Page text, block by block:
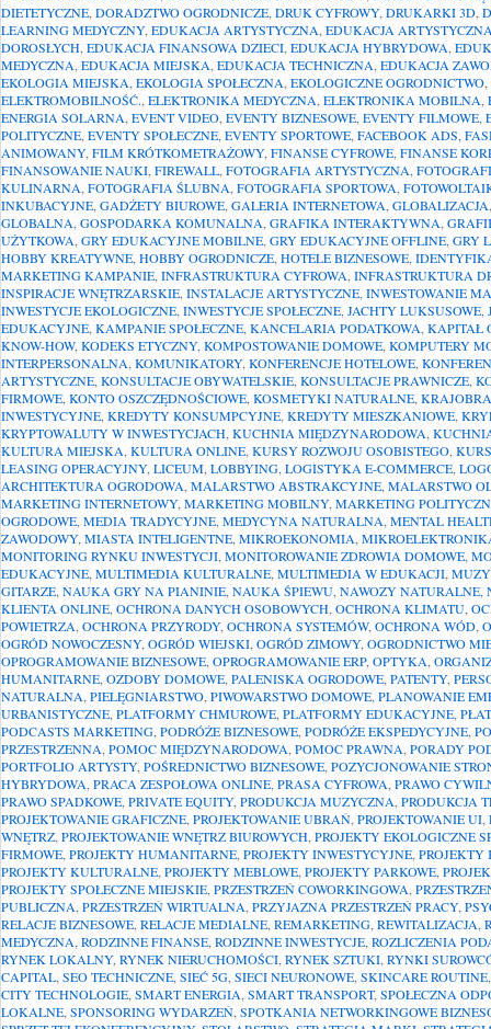
DIETETYCZNE, DORADZTWO OGRODNICZE DRUK CYFROWY, DRUKARKI 3D,
LEARNING MEDYCZNY, EDUKACJA ARTYSTYCZNA, EDUKACJA
DOROSŁYCH EDUKACJA FINANSOWA DZIECI EDUKACJA HYBRYDOWA
MEDYCZNA EDUKACJA MIEJSKA EDUKACJA TECHNICZNA EDUKACJA
EKOLOGIA MIEJSKA EKOLOGIA SPOŁECZNA EKOLOGICZNE OGRODNICTWO,
ELEKTROMOBILNOŚĆ. ELEKTRONIKA MEDYCZNA ELEKTRONIKA MOBILNA
ENERGIA SOLARNA, EVENT VIDEO, EVENTY BIZNESOWE EVENTY FILMOWE,
POLITYCZNE EVENTY SPOŁECZNE EVENTY SPORTOWE FACEBOOK ADS
ANIMOWANY, FILM KRÓTKOMETRAŻOWY, FINANSE CYFROWE FINANSE
FINANSOWANIE NAUKI FIREWALL FOTOGRAFIA ARTYSTYCZNA
KULINARNA FOTOGRAFIA ŚLUBNA, FOTOGRAFIA SPORTOWA
INKUBACYJNE GADŻETY BIUROWE GALERIA INTERNETOWA, GLOBALIZACJA
GLOBALNA GOSPODARKA KOMUNALNA GRAFIKA INTERAKTYWNA,
UŻYTKOWA GRY EDUKACYJNE MOBILNE, GRY EDUKACYJNE OFFLINE GRY
HOBBY KREATYWNE HOBBY OGRODNICZE, HOTELE BIZNESOWE
MARKETING KAMPANIE INFRASTRUKTURA CYFROWA INFRASTRUKTURA
INSPIRACJE WNĘTRZARSKIE INSTALACJE ARTYSTYCZNE INWESTOWANIE
INWESTYCJE EKOLOGICZNE INWESTYCJE SPOŁECZNE JACHTY LUKSUSOWE,
EDUKACYJNE, KAMPANIE SPOŁECZNE KANCELARIA PODATKOWA KAPITAŁ
KNOW-HOW, KODEKS ETYCZNY, KOMPOSTOWANIE DOMOWE KOMPUTERY
INTERPERSONALNA, KOMUNIKATORY, KONFERENCJE HOTELOWE
ARTYSTYCZNE KONSULTACJE OBYWATELSKIE KONSULTACJE PRAWNICZE,
FIRMOWE KONTO OSZCZĘDNOŚCIOWE KOSMETYKI NATURALNE
INWESTYCYJNE, KREDYTY KONSUMPCYJNE KREDYTY MIESZKANIOWE
KRYPTOWALUTY W INWESTYCJACH KUCHNIA MIĘDZYNARODOWA
KULTURA MIEJSKA KULTURA ONLINE KURSY ROZWOJU OSOBISTEGO
LEASING OPERACYJNY, LICEUM, LOBBYING LOGISTYKA E-COMMERCE
ARCHITEKTURA OGRODOWA MALARSTWO ABSTRAKCYJNE MALARSTWO
MARKETING INTERNETOWY, MARKETING MOBILNY, MARKETING
OGRODOWE MEDIA TRADYCYJNE MEDYCYNA NATURALNA MENTAL
ZAWODOWY, MIASTA INTELIGENTNE MIKROEKONOMIA
MONITORING RYNKU INWESTYCJI MONITOROWANIE ZDROWIA DOMOWE,
EDUKACYJNE, MULTIMEDIA KULTURALNE, MULTIMEDIA W EDUKACJI
GITARZE, NAUKA GRY NA PIANINIE NAUKA ŚPIEWU, NAWOZY NATURALNE
KLIENTA ONLINE, OCHRONA DANYCH OSOBOWYCH OCHRONA KLIMATU
POWIETRZA OCHRONA PRZYRODY, OCHRONA SYSTEMÓW, OCHRONA WÓD
OGRÓD NOWOCZESNY, OGRÓD WIEJSKI, OGRÓD ZIMOWY, OGRODNICTWO
OPROGRAMOWANIE BIZNESOWE OPROGRAMOWANIE ERP, OPTYKA
HUMANITARNE OZDOBY DOMOWE PALENISKA OGRODOWE, PATENTY,
NATURALNA PIELĘGNIARSTWO PIWOWARSTWO DOMOWE PLANOWANIE
URBANISTYCZNE PLATFORMY CHMUROWE, PLATFORMY EDUKACYJNE
PODCASTS MARKETING PODRÓŻE BIZNESOWE, PODRÓŻE EKSPEDYCYJNE,
PRZESTRZENNA POMOC MIĘDZYNARODOWA POMOC PRAWNA, PORADY
PORTFOLIO ARTYSTY, POŚREDNICTWO BIZNESOWE POZYCJONOWANIE
HYBRYDOWA PRACA ZESPOŁOWA ONLINE PRASA CYFROWA, PRAWO
PRAWO SPADKOWE, PRIVATE EQUITY, PRODUKCJA MUZYCZNA PRODUKCJA
PROJEKTOWANIE GRAFICZNE PROJEKTOWANIE UBRAŃ PROJEKTOWANIE UI
WNĘTRZ, PROJEKTOWANIE WNĘTRZ BIUROWYCH PROJEKTY EKOLOGICZNE
FIRMOWE PROJEKTY HUMANITARNE PROJEKTY INWESTYCYJNE, PROJEKTY
PROJEKTY KULTURALNE PROJEKTY MEBLOWE, PROJEKTY PARKOWE,
PROJEKTY SPOŁECZNE MIEJSKIE PRZESTRZEŃ COWORKINGOWA
PUBLICZNA, PRZESTRZEŃ WIRTUALNA PRZYJAZNA PRZESTRZEŃ PRACY,
RELACJE BIZNESOWE, RELACJE MEDIALNE REMARKETING REWITALIZACJA
MEDYCZNA RODZINNE FINANSE RODZINNE INWESTYCJE ROZLICZENIA
RYNEK LOKALNY, RYNEK NIERUCHOMOŚCI, RYNEK SZTUKI, RYNKI
CAPITAL SEO TECHNICZNE, SIEĆ 5G, SIECI NEURONOWE SKINCARE ROUTINE
CITY TECHNOLOGIE, SMART ENERGIA SMART TRANSPORT, SPOŁECZNA
LOKALNE SPONSORING WYDARZEŃ, SPOTKANIA NETWORKINGOWE